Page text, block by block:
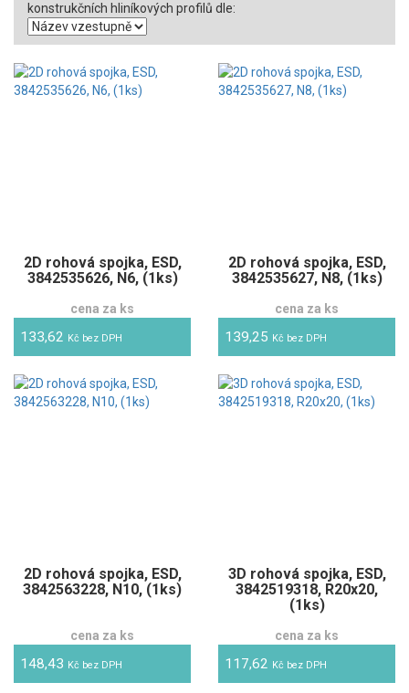
konstrukčních hliníkových profilů dle:
2D rohová spojka, ESD,
3842535626, N6, (1ks)
cena za ks
133,62 Kč bez DPH
2D rohová spojka, ESD,
3842535627, N8, (1ks)
cena za ks
139,25 Kč bez DPH
2D rohová spojka, ESD,
3842563228, N10, (1ks)
cena za ks
148,43 Kč bez DPH
3D rohová spojka, ESD,
3842519318, R20x20,
(1ks)
cena za ks
117,62 Kč bez DPH